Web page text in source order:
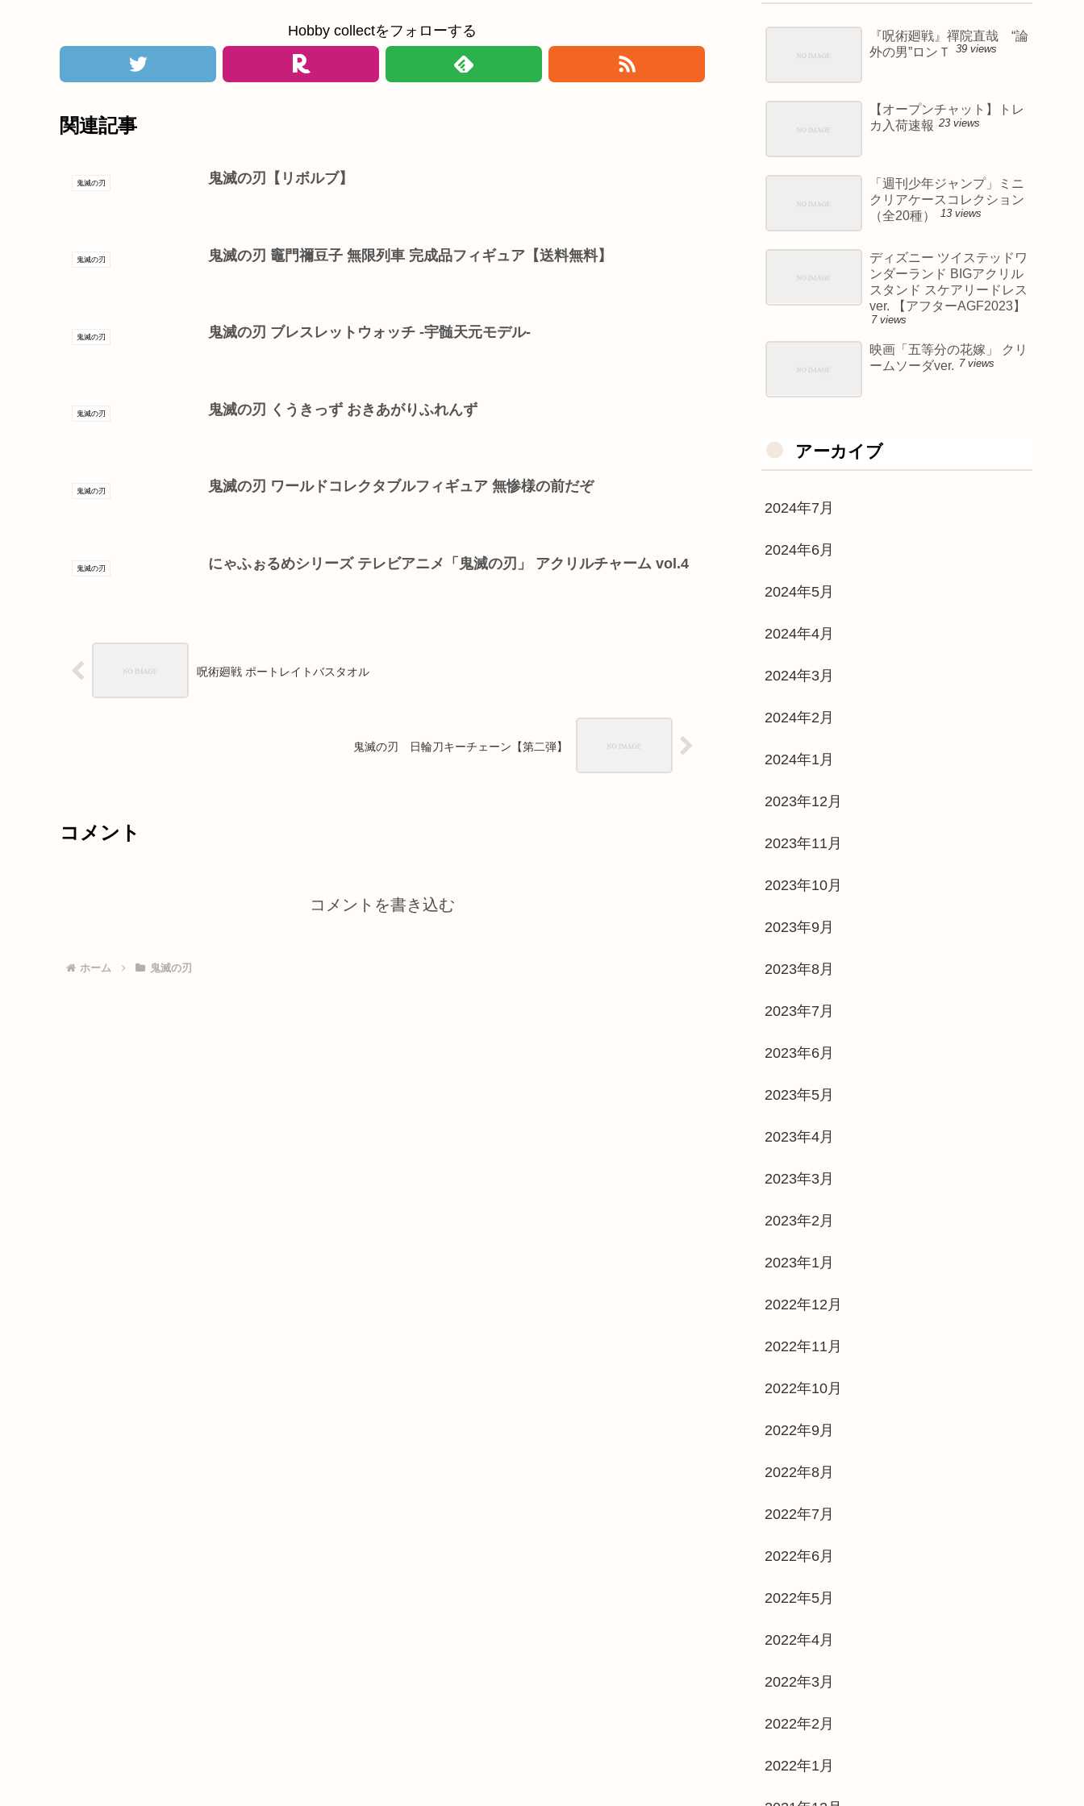
Hobby collectをフォローする
関連記事
鬼滅の刃 鬼滅の刃【リボルブ】
鬼滅の刃 鬼滅の刃 竈門禰豆子 無限列車 完成品フィギュア【送料無料】
鬼滅の刃 鬼滅の刃 ブレスレットウォッチ -宇髄天元モデル-
鬼滅の刃 鬼滅の刃 くうきっず おきあがりふれんず
鬼滅の刃 鬼滅の刃 ワールドコレクタブルフィギュア 無惨様の前だぞ
鬼滅の刃 にゃふぉるめシリーズ テレビアニメ「鬼滅の刃」 アクリルチャーム vol.4
呪術廻戦 ポートレイトバスタオル
鬼滅の刃 日輪刀キーチェーン【第二弾】
コメント
コメントを書き込む
ホーム 鬼滅の刃
『呪術廻戦』禪院直哉 “論
外の男”ロンＴ
39 views
【オープンチャット】トレ
カ入荷速報 23 views
「週刊少年ジャンプ」ミニ
クリアケースコレクション
（全20種）
13 views
ディズニー ツイステッドワ
ンダーランド BIGアクリル
スタンド スケアリードレス
ver. 【アフターAGF2023】
7 views
映画「五等分の花嫁」 クリ
ームソーダver. 7 views
アーカイブ
2024年7月
2024年6月
2024年5月
2024年4月
2024年3月
2024年2月
2024年1月
2023年12月
2023年11月
2023年10月
2023年9月
2023年8月
2023年7月
2023年6月
2023年5月
2023年4月
2023年3月
2023年2月
2023年1月
2022年12月
2022年11月
2022年10月
2022年9月
2022年8月
2022年7月
2022年6月
2022年5月
2022年4月
2022年3月
2022年2月
2022年1月